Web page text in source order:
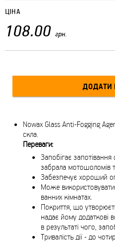
ЦІНА
108.00 грн.
Nowax Glass Anti-Fogging
скла.
Переваги:
Запобігає запотівання
забрала мотошоломів
Забезпечує хороший
Може
ванних кімнатах.
Покриття, що
надає йому додаткові
в результаті чого,
Тривалість дії - до